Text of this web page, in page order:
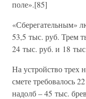
поле».[85]
«Сберегательным»
53,5 тыс. руб. Трем
24 тыс. руб. и 18
На устройство трех
смете требовалось
надолб – 45 тыс.